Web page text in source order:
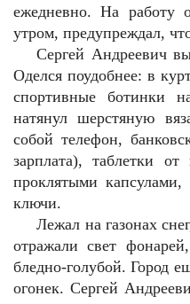
ежедневно. На работу
утром, предупреждал,
Сергей Андреевич
Оделся поудобнее: в
спортивные ботинки
натянул шерстяную
собой телефон,
зарплата), таблетки
проклятыми капсулами,
ключи.
Лежал на газонах
отражали свет
бледно-голубой. Город
огонек. Сергей